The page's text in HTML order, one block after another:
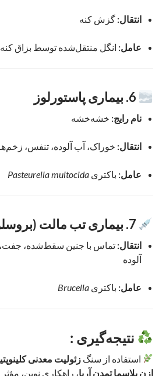
انتقال: گزش کنه
عامل: انگل منتقل‌شده توسط بزاق کنه
نام رایج: خشه‌خشه
انتقال: خوراک، آب آلوده، تنفس،
عامل: باکتری Pasteurella multocida
انتقال: تماس با جنین سقط‌شده،
آلوده
عامل: باکتری Brucella
نتیجه‌گیری :
استفاده از سنگزئولیت معدنی
ازن پلاسما تمدن آریا، راهکاری نوین، مؤثر